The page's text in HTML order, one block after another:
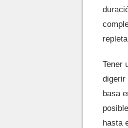
Tener
digerir
basa
hasta